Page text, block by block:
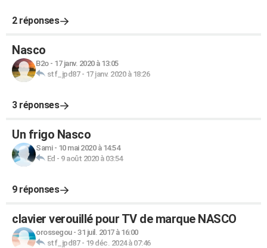
2 réponses
Nasco
B2o- 17 janv. 2020 à 13:05
stf_jpd87- 17 janv. 2020 à 18:26
3 réponses
Un frigo Nasco
Sami- 10 mai 2020 à 14:54
Ed - 9 août 2020 à 03:54
9 réponses
clavier verouillé pour TV de marque NASCO
orossegou- 31 juil. 2017 à 16:00
stf_jpd87- 19 déc. 2024 à 07:46